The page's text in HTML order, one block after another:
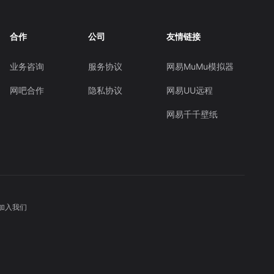
合作
业务咨询
网吧合作
公司
服务协议
隐私协议
友情链接
网易MuMu模拟器
网易UU远程
网易千千壁纸
入我们